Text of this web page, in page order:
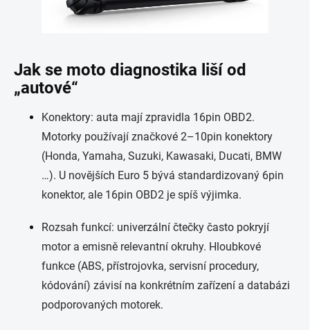
Jak se moto diagnostika liší od
„autové“
Konektory: auta mají zpravidla 16pin OBD2.
Motorky používají značkové 2–10pin konektory
(Honda, Yamaha, Suzuki, Kawasaki, Ducati, BMW
…). U novějších Euro 5 bývá standardizovaný 6pin
konektor, ale 16pin OBD2 je spíš výjimka.
Rozsah funkcí: univerzální čtečky často pokryjí
motor a emisně relevantní okruhy. Hloubkové
funkce (ABS, přístrojovka, servisní procedury,
kódování) závisí na konkrétním zařízení a databázi
podporovaných motorek.